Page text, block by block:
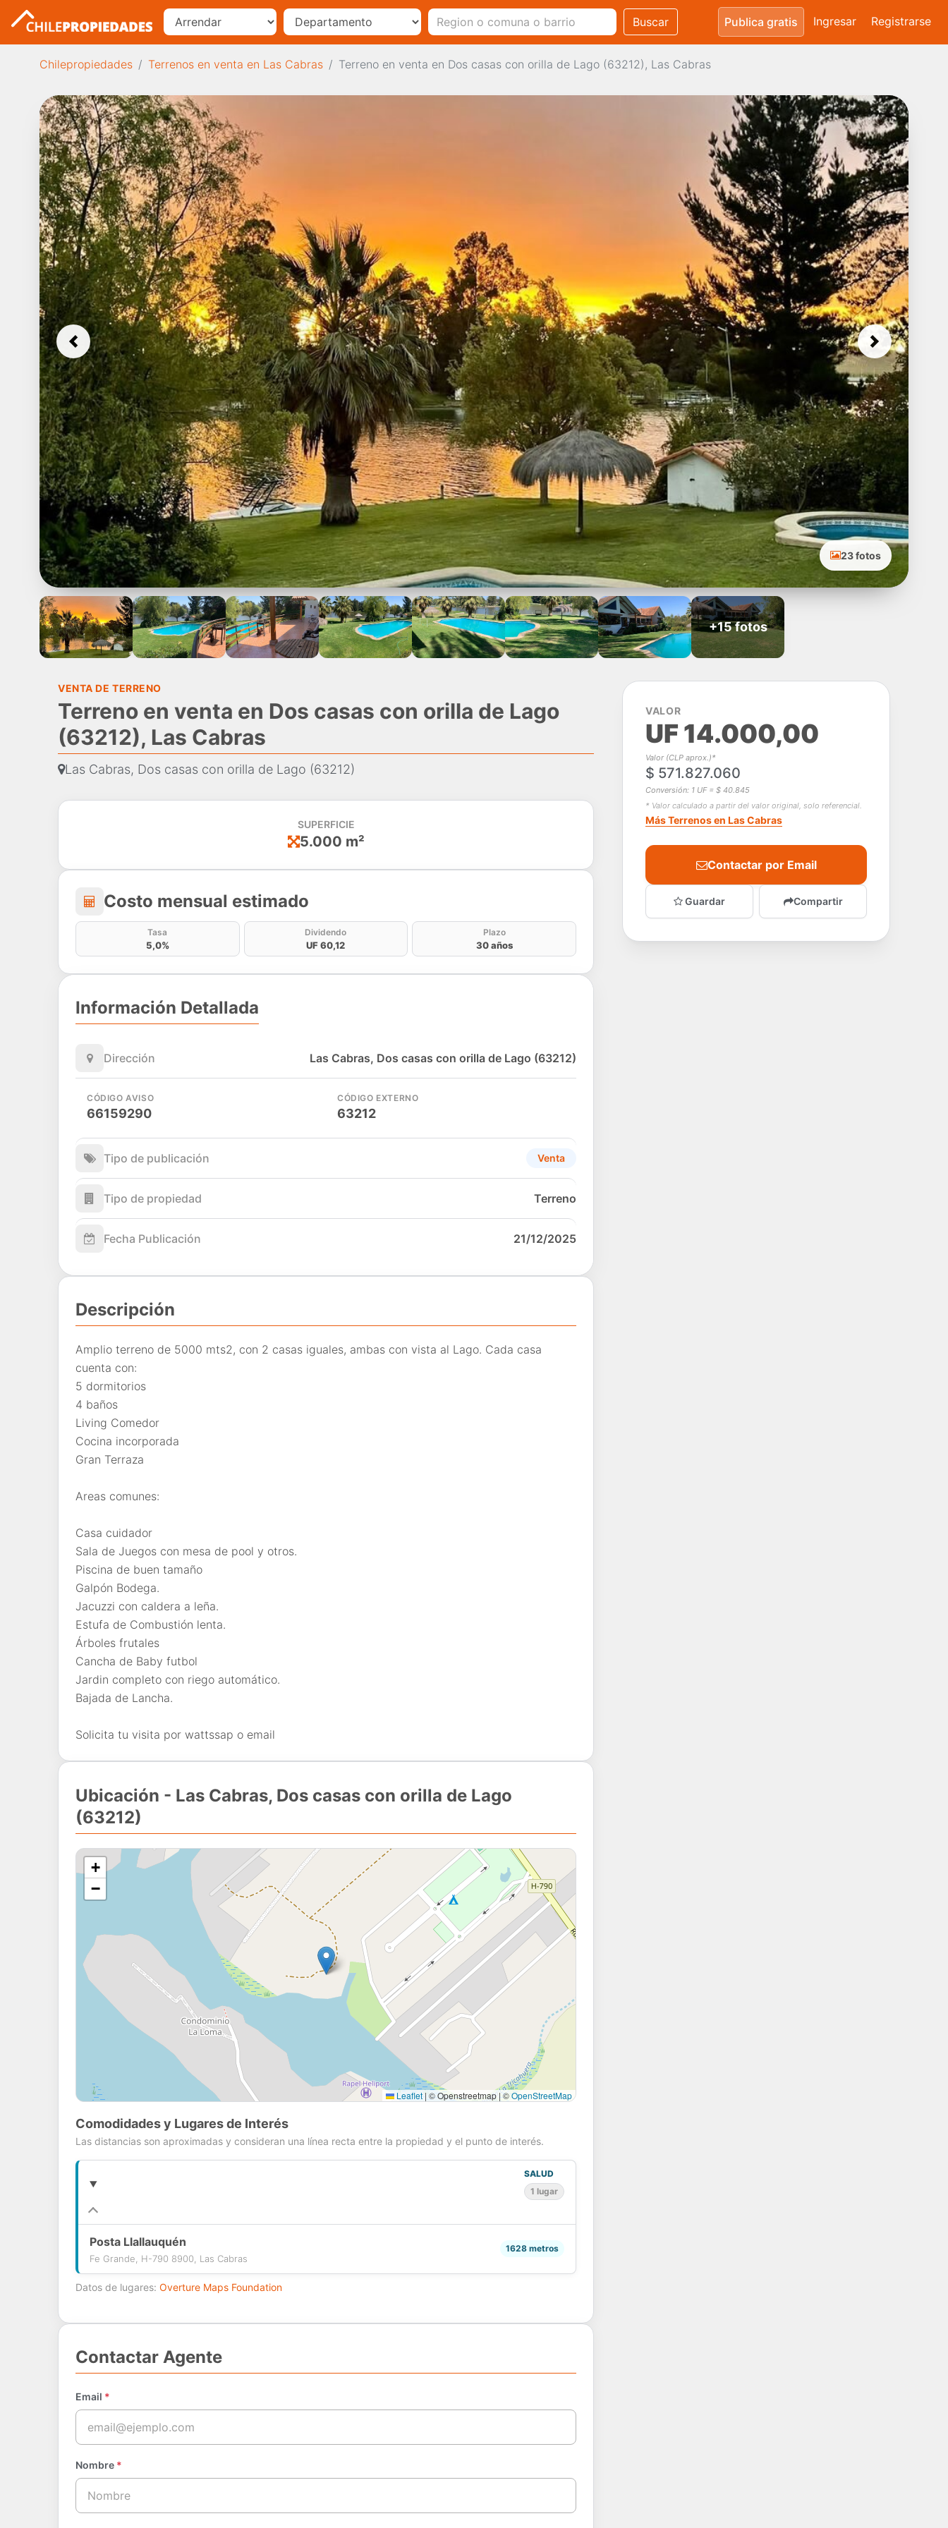
Buscar Publica gratis Ingresar Registrarse
Chilepropiedades Terrenos en venta en Las Cabras Terreno en venta en Dos casas con orilla de Lago (63212), Las Cabras
Previous Next
23 fotos
+15 fotos
VENTA DE TERRENO
Terreno en venta en Dos casas con orilla de Lago
(63212), Las Cabras
Las Cabras, Dos casas con orilla de Lago (63212)
SUPERFICIE
5.000 m²
Costo mensual estimado
Costo mensual estimado
Tasa
5,0%
Dividendo
UF 60,12
Plazo
30 años
Información Detallada
Dirección Las Cabras, Dos casas con orilla de Lago (63212)
CÓDIGO AVISO
66159290
CÓDIGO EXTERNO
63212
Tipo de publicación Venta
Tipo de propiedad Terreno
Fecha Publicación 21/12/2025
Descripción
Amplio terreno de 5000 mts2, con 2 casas iguales, ambas con vista al Lago. Cada casa
cuenta con:
5 dormitorios
4 baños
Living Comedor
Cocina incorporada
Gran Terraza
Areas comunes:
Casa cuidador
Sala de Juegos con mesa de pool y otros.
Piscina de buen tamaño
Galpón Bodega.
Jacuzzi con caldera a leña.
Estufa de Combustión lenta.
Árboles frutales
Cancha de Baby futbol
Jardin completo con riego automático.
Bajada de Lancha.
Solicita tu visita por wattssap o email
Ubicación - Las Cabras, Dos casas con orilla de Lago
(63212)
+
−
Leaflet | © Openstreetmap | ©OpenStreetMap
Comodidades y Lugares de Interés
Las distancias son aproximadas y consideran una línea recta entre la propiedad y el punto de interés.
SALUD
1 lugar
Posta Llallauquén
Fe Grande, H-790 8900, Las Cabras
1628 metros
Datos de lugares: Overture Maps Foundation
Contactar Agente
Email *
Nombre *
VALOR
UF 14.000,00
Valor (CLP aprox.)*
$ 571.827.060
Conversión: 1 UF = $ 40.845
* Valor calculado a partir del valor original, solo referencial.
Más Terrenos en Las Cabras
Contactar por Email
Guardar Compartir